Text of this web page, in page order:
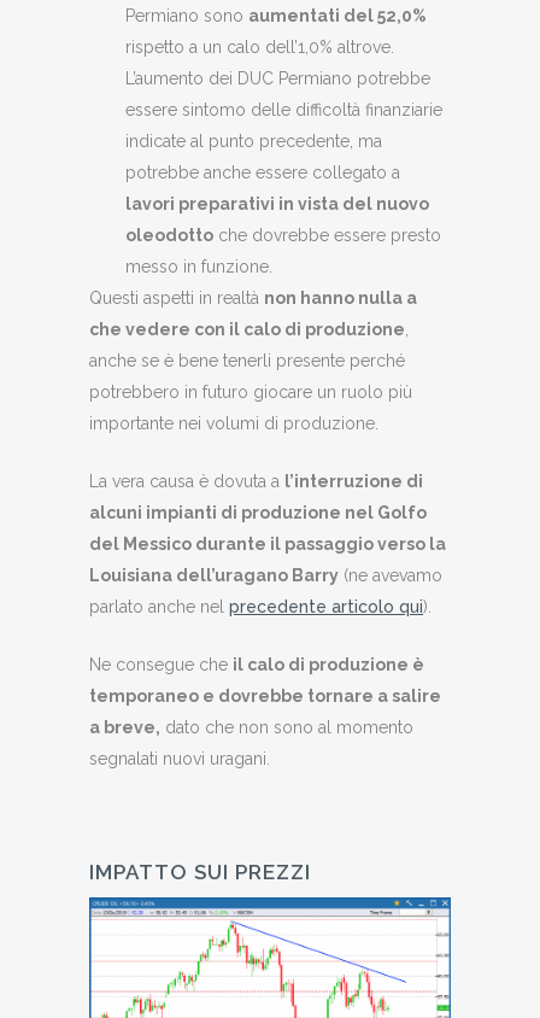
Permiano sono aumentati del 52,0%
rispetto a un calo dell’1,0% altrove.
L’aumento dei DUC Permiano potrebbe
essere sintomo delle difficoltà finanziarie
indicate al punto precedente, ma
potrebbe anche essere collegato a
lavori preparativi in vista del nuovo
oleodotto che dovrebbe essere presto
messo in funzione.
Questi aspetti in realtà non hanno nulla a
che vedere con il calo di produzione
anche se è bene tenerli presente perché
potrebbero in futuro giocare un ruolo più
importante nei volumi di produzione.
La vera causa è dovuta a l’interruzione di
alcuni impianti di produzione nel Golfo
del Messico durante il passaggio verso la
Louisiana dell’uragano Barry (ne avevamo
parlato anche nel precedente articolo qui).
Ne consegue che il calo di produzione è
temporaneo e dovrebbe tornare a salire
a breve, dato che non sono al momento
segnalati nuovi uragani.
IMPATTO SUI PREZZI